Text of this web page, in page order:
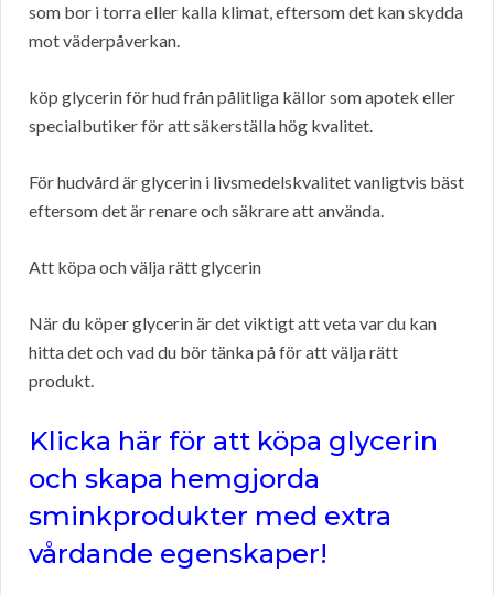
som bor i torra eller kalla klimat, eftersom det kan skydda
mot väderpåverkan.
köp glycerin för hud från pålitliga källor som apotek eller
specialbutiker för att säkerställa hög kvalitet.
För hudvård är glycerin i livsmedelskvalitet vanligtvis bäst
eftersom det är renare och säkrare att använda.
Att köpa och välja rätt glycerin
När du köper glycerin är det viktigt att veta var du kan
hitta det och vad du bör tänka på för att välja rätt
produkt.
Klicka här för att köpa glycerin
och skapa hemgjorda
sminkprodukter med extra
vårdande egenskaper!